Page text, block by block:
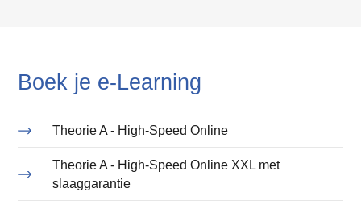
Boek je e-Learning
Theorie A - High-Speed Online
Theorie A - High-Speed Online XXL met
slaaggarantie